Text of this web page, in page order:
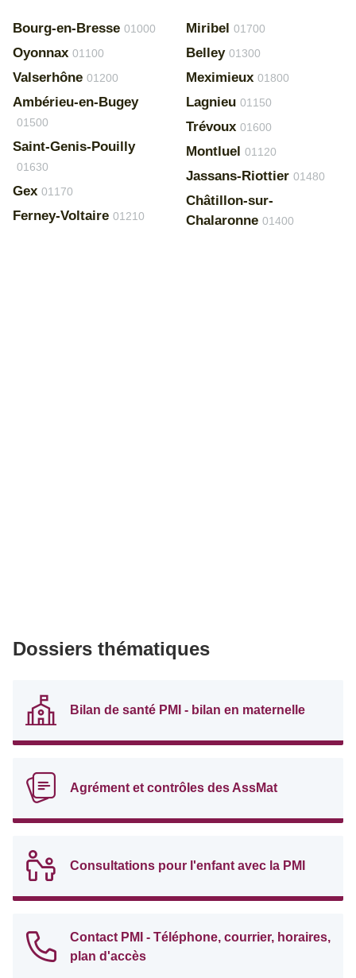
Bourg-en-Bresse 01000
Oyonnax 01100
Valserhône 01200
Ambérieu-en-Bugey
01500
Saint-Genis-Pouilly
01630
Gex 01170
Ferney-Voltaire 01210
Miribel 01700
Belley 01300
Meximieux 01800
Lagnieu 01150
Trévoux 01600
Montluel 01120
Jassans-Riottier 01480
Châtillon-sur-
Chalaronne 01400
Dossiers thématiques
Bilan de santé PMI - bilan en maternelle
Agrément et contrôles des AssMat
Consultations pour l'enfant avec la PMI
Contact PMI - Téléphone, courrier, horaires,
plan d'accès